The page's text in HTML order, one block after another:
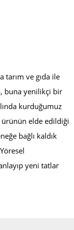
tarım ve gıda ile
buna yenilikçi bir
kurduğumuz
elde edildiği
bağlı kaldık
yeni tatlar